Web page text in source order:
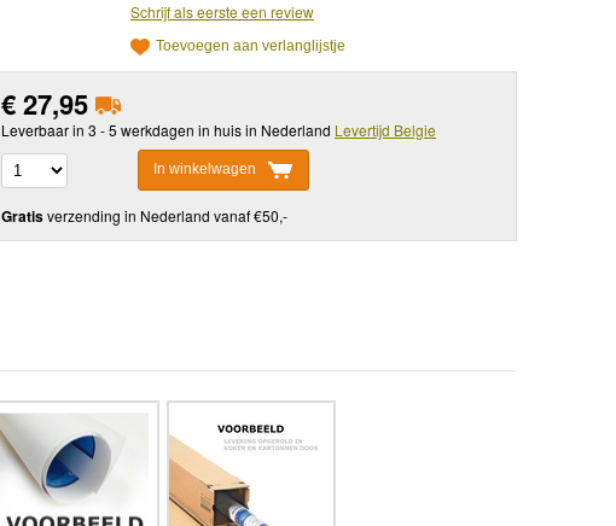
Schrijf als eerste een review
Toevoegen aan verlanglijstje
€27,95
Leverbaar in 3 - 5 werkdagen in huis in Nederland Levertijd Belgie
In winkelwagen
Gratisverzending in Nederland vanaf €50,-